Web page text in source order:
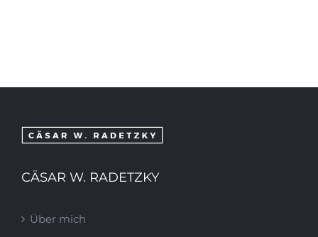
CÄSAR W. RADETZKY
Über mich